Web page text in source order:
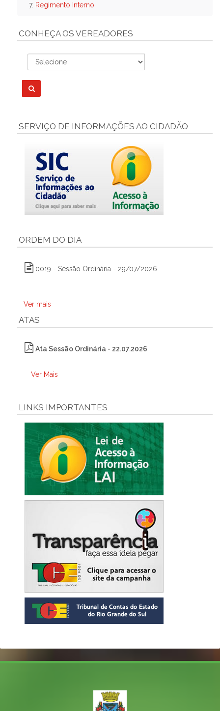
7. Regimento Interno
CONHEÇA OS VEREADORES
SERVIÇO DE INFORMAÇÕES AO CIDADÃO
ORDEM DO DIA
0019 - Sessão Ordinária - 29/07/2026
Ver mais
ATAS
Ata Sessão Ordinária - 22.07.2026
Ver Mais
LINKS IMPORTANTES